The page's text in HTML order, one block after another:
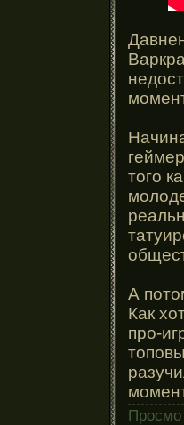
того
А
Как
про-